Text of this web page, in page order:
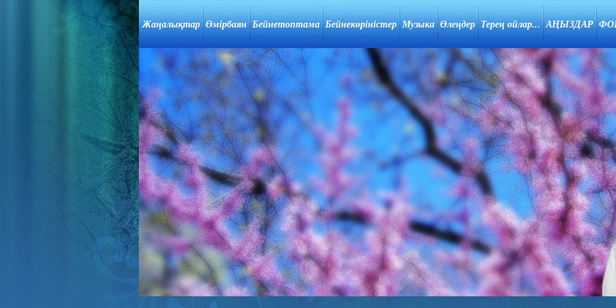
Жаңалықтар Өмірбаян Бейнетоптама Бейнекөріністер Музыка Өлеңдер Терең ойлар... АҢЫЗДАР